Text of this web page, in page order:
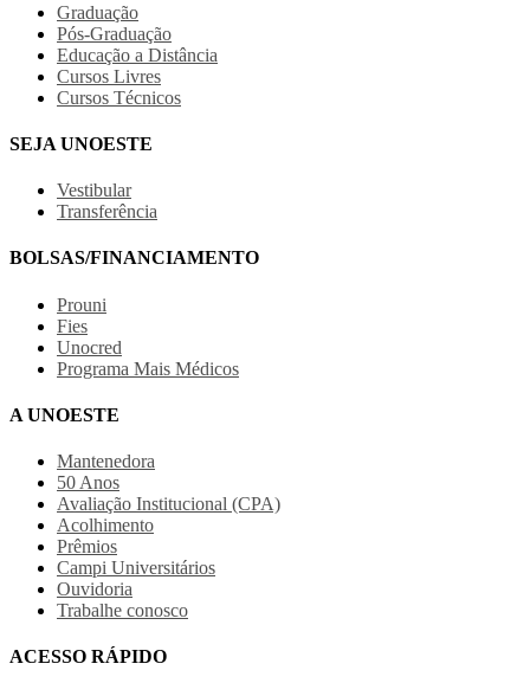
Graduação
Pós-Graduação
Educação a Distância
Cursos Livres
Cursos Técnicos
SEJA UNOESTE
Vestibular
Transferência
BOLSAS/FINANCIAMENTO
Prouni
Fies
Unocred
Programa Mais Médicos
A UNOESTE
Mantenedora
50 Anos
Avaliação Institucional (CPA)
Acolhimento
Prêmios
Campi Universitários
Ouvidoria
Trabalhe conosco
ACESSO RÁPIDO